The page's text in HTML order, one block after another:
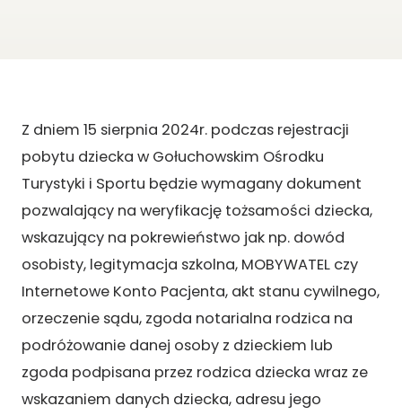
Z dniem 15 sierpnia 2024r. podczas rejestracji
pobytu dziecka w Gołuchowskim Ośrodku
Turystyki i Sportu będzie wymagany dokument
pozwalający na weryfikację tożsamości dziecka,
wskazujący na pokrewieństwo jak np. dowód
osobisty, legitymacja szkolna, MOBYWATEL czy
Internetowe Konto Pacjenta, akt stanu cywilnego,
orzeczenie sądu, zgoda notarialna rodzica na
podróżowanie danej osoby z dzieckiem lub
zgoda podpisana przez rodzica dziecka wraz ze
wskazaniem danych dziecka, adresu jego